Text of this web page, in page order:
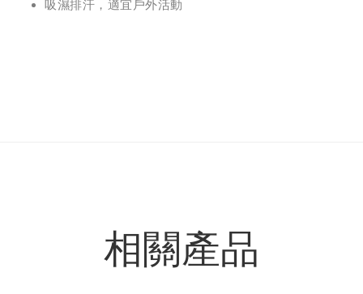
吸濕排汗，適宜戶外活動
相關產品